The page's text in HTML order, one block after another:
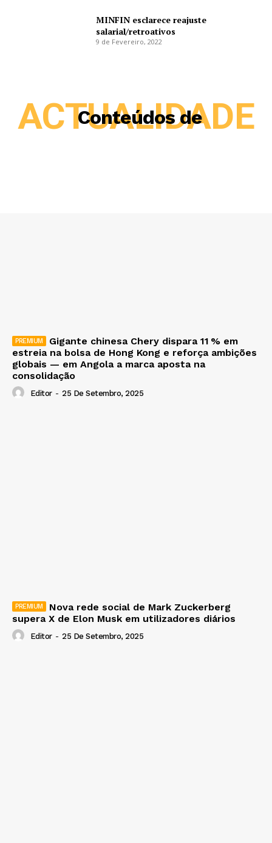
MINFIN esclarece reajuste
salarial/retroativos
9 de Fevereiro, 2022
Conteúdos de
ACTUALIDADE
Gigante chinesa Chery dispara 11 % em
estreia na bolsa de Hong Kong e reforça ambições
globais — em Angola a marca aposta na
consolidação
Editor - 25 De Setembro, 2025
Nova rede social de Mark Zuckerberg
supera X de Elon Musk em utilizadores diários
Editor - 25 De Setembro, 2025